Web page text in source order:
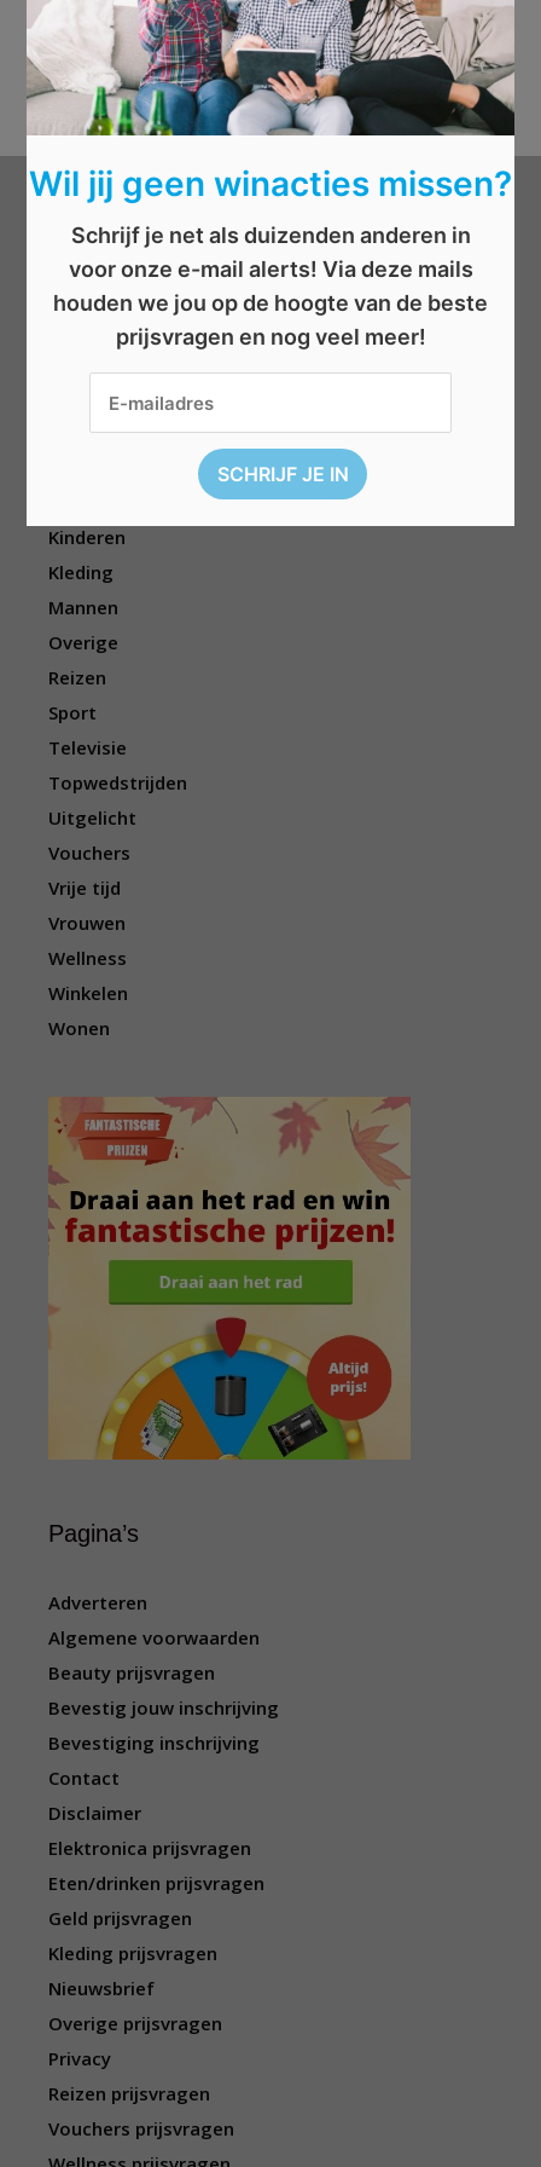
Categorieën
Beauty
Elektronica
Kinderen
Kleding
Mannen
Overige
Reizen
Sport
Televisie
Topwedstrijden
Uitgelicht
Vouchers
Vrije tijd
Vrouwen
Wellness
Winkelen
Wonen
Pagina’s
Adverteren
Algemene voorwaarden
Beauty prijsvragen
Bevestig jouw inschrijving
Bevestiging inschrijving
Contact
Disclaimer
Elektronica prijsvragen
Eten/drinken prijsvragen
Geld prijsvragen
Kleding prijsvragen
Nieuwsbrief
Overige prijsvragen
Privacy
Reizen prijsvragen
Vouchers prijsvragen
Wil jij geen winacties missen?
Schrijf je net als duizenden anderen in
voor onze e-mail alerts! Via deze mails
houden we jou op de hoogte van de beste
prijsvragen en nog veel meer!